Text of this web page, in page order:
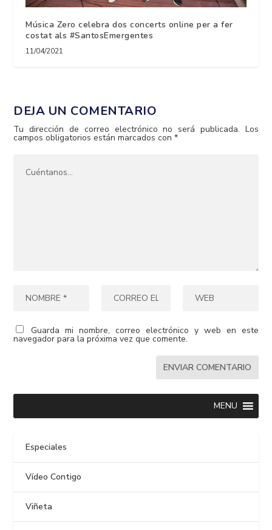
Música Zero celebra dos concerts online per a fer
costat als #SantosEmergentes
11/04/2021
DEJA UN COMENTARIO
Tu dirección de correo electrónico no será publicada. Los
campos obligatorios están marcados con*
Guarda mi nombre, correo electrónico y web en este
navegador para la próxima vez que comente.
MENU
Especiales
Vídeo Contigo
Viñeta